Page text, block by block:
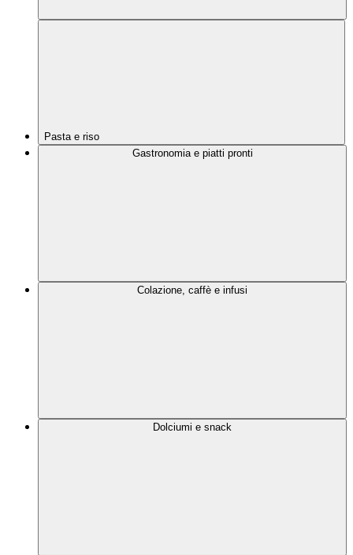
Pasta e riso
Gastronomia e piatti pronti
Colazione, caffè e infusi
Dolciumi e snack